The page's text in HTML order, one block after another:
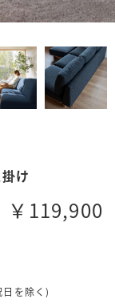
け
￥119,900
を除く)